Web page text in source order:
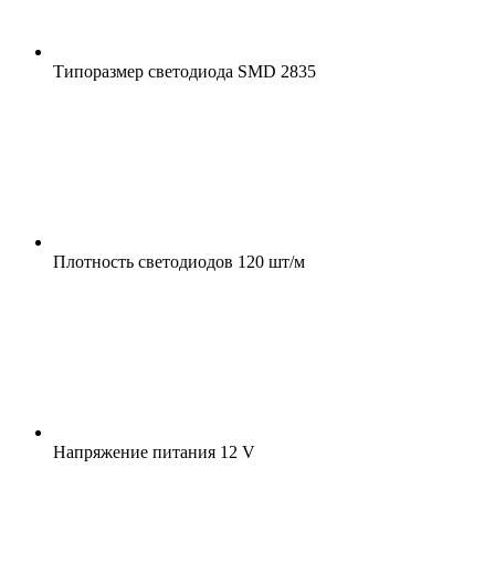
Типоразмер светодиода SMD 2835
Плотность светодиодов 120 шт/м
Напряжение питания 12 V